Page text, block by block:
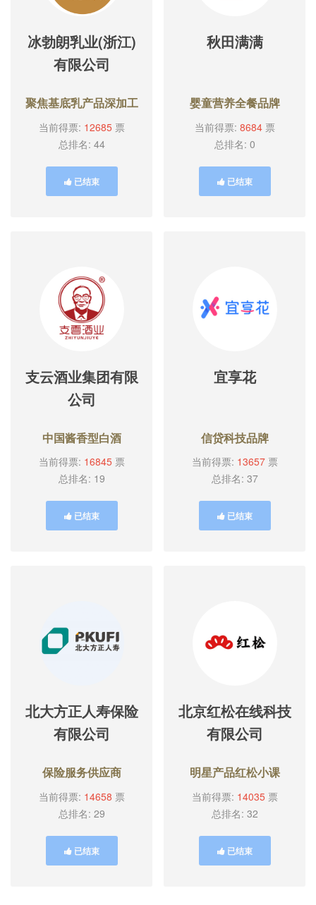
冰勃朗乳业(浙江)
有限公司
聚焦基底乳产品深加工
当前得票: 12685票
总排名: 44
已结束
秋田满满
婴童营养全餐品牌
当前得票: 8684票
总排名: 0
已结束
支云酒业集团有限
公司
中国酱香型白酒
当前得票: 16845票
总排名: 19
已结束
宜享花
信贷科技品牌
当前得票: 13657票
总排名: 37
已结束
北大方正人寿保险
有限公司
保险服务供应商
当前得票: 14658 票
总排名: 29
已结束
北京红松在线科技
有限公司
明星产品红松小课
当前得票: 14035票
总排名: 32
已结束